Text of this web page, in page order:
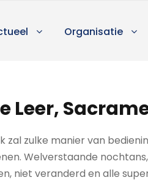
Organisatie
Leer,
zal zulke manier van
Welverstaande
niet veranderd en alle